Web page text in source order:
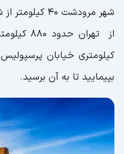
شهر مرودشت
کیلومتری خیابان
بپیمایید تا به آن برسید.